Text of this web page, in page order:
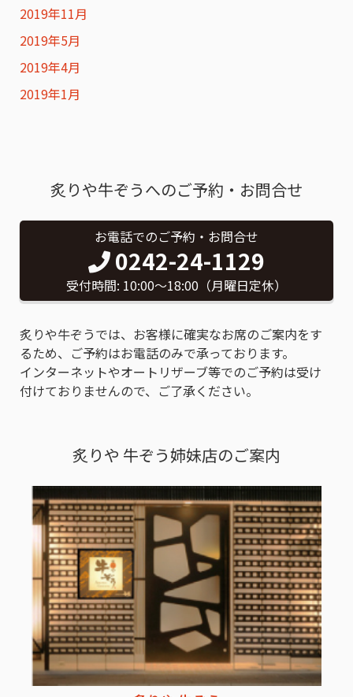
2019年11月
2019年5月
2019年4月
2019年1月
炙りや牛ぞうへのご予約・お問合せ
お電話でのご予約・お問合せ
0242-24-1129
受付時間: 10:00〜18:00（月曜日定休）
炙りや牛ぞうでは、お客様に確実なお席のご案内をす
るため、ご予約はお電話のみで承っております。
インターネットやオートリザーブ等でのご予約は受け
付けておりませんので、ご了承ください。
炙りや 牛ぞう姉妹店のご案内